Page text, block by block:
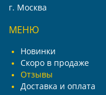
г. Москва
МЕНЮ
Новинки
Скоро в продаже
Отзывы
Доставка и оплата